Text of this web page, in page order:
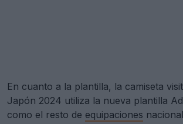
En cuanto a la plantilla, la camiseta
Japón 2024 utiliza la nueva plantilla
como el resto de equipaciones